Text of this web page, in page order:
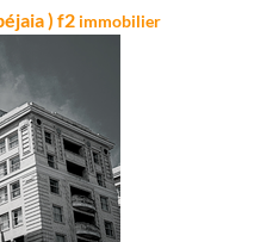
) f2 immobilier